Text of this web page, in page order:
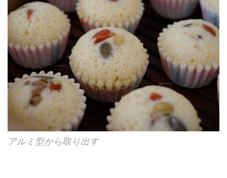
アルミ型から取り出す